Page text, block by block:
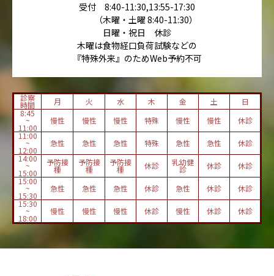
受付 8:40-11:30,13:55-17:30
（木曜・土曜 8:40-11:30）
日曜・祝日 休診
木曜は食物経口負荷試験などの
『特殊外来』のためWeb予約不可
診察
時間 月 火 水 木 金 土
日
8:45
~
11:00
慢性 慢性 慢性 特殊 慢性 慢性
休診
11:00
~
12:00
急性 急性 急性 特殊 急性 急性
休診
14:00
~
15:00
予防接
種
予防接
種
予防接
種 休診 乳幼健
診 休診
休診
15:00
~
15:30
急性 急性 急性 休診 急性 休診
休診
15:30
~
18:00
慢性 慢性 慢性 休診 慢性 休診 休診